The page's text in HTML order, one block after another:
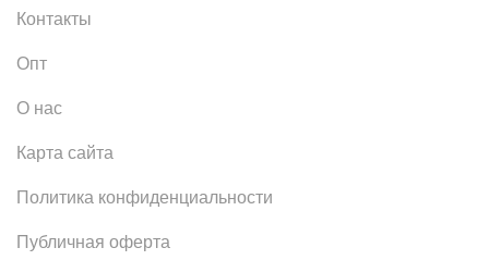
Контакты
Опт
О нас
Карта сайта
Политика конфиденциальности
Публичная оферта